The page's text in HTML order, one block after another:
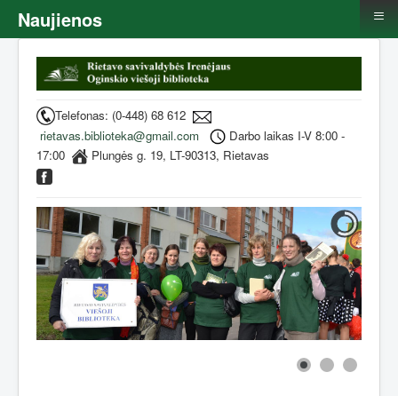
Telefonas: (0-448) 68 612
rietavas.biblioteka@gmail.com
Darbo laikas I-V 8:00 -
17:00
Plungės g. 19, LT-90313, Rietavas
Naujienos ≡